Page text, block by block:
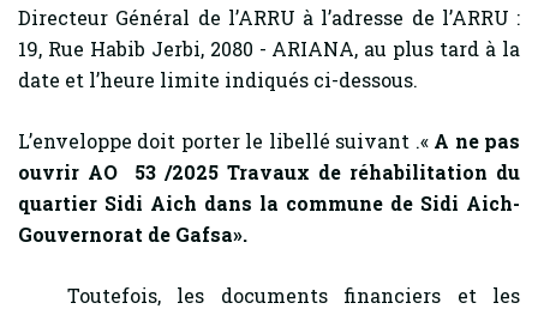
Directeur Général de l’ARRU à l’adresse de l’ARRU :
19, Rue Habib Jerbi, 2080 - ARIANA, au plus tard à la
date et l’heure limite indiqués ci-dessous.
L’enveloppe doit porter le libellé suivant .« A ne pas
ouvrir AO 53 /2025 Travaux de réhabilitation du
quartier Sidi Aich dans la commune de Sidi Aich-
Gouvernorat de Gafsa».
Toutefois, les documents financiers et les